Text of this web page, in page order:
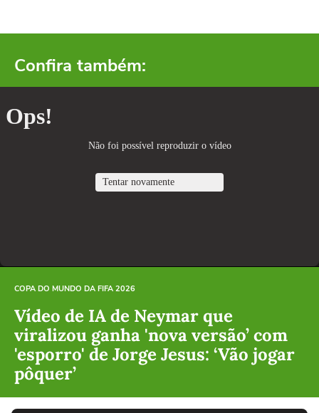
Confira também:
COPA DO MUNDO DA FIFA 2026
Vídeo de IA de Neymar que
viralizou ganha 'nova versão’ com
'esporro' de Jorge Jesus: ‘Vão jogar
pôquer’